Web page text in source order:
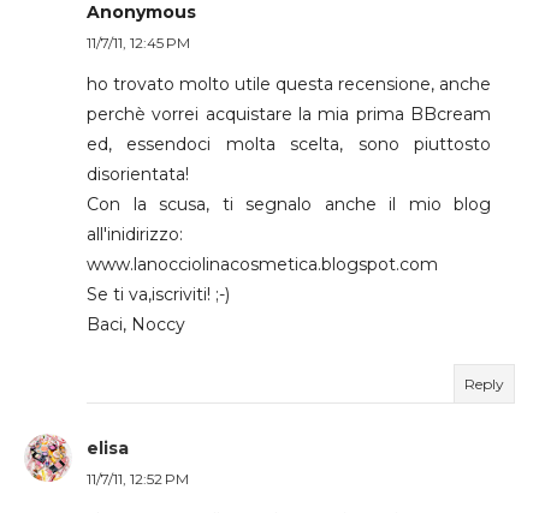
Anonymous
11/7/11, 12:45 PM
ho trovato molto utile questa recensione, anche
perchè vorrei acquistare la mia prima BBcream
ed, essendoci molta scelta, sono piuttosto
disorientata!
Con la scusa, ti segnalo anche il mio blog
all'inidirizzo:
www.lanocciolinacosmetica.blogspot.com
Se ti va,iscriviti! ;-)
Baci, Noccy
Reply
elisa
11/7/11, 12:52 PM